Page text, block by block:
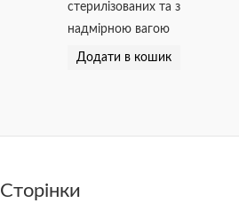
стерилізованих та з
надмірною вагою
Додати в кошик
Сторінки